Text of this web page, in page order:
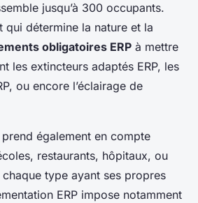
jusqu’à 300 occupants.
qui détermine la nature et la
obligatoires ERP à mettre
les extincteurs adaptés ERP, les
ou encore l’éclairage de
également en compte
restaurants, hôpitaux, ou
type ayant ses propres
ERP impose notamment